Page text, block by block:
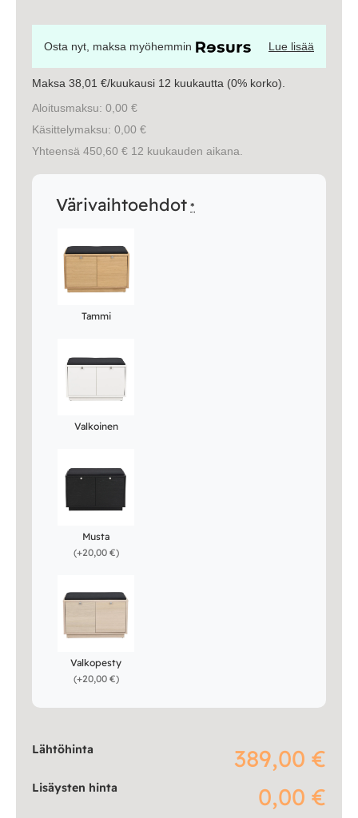
Osta nyt, maksa myöhemmin Lue lisää
Maksa 38,01 €/kuukausi 12 kuukautta (0% korko).
Aloitusmaksu: 0,00 €
Käsittelymaksu: 0,00 €
Yhteensä 450,60 € 12 kuukauden aikana.
Värivaihtoehdot *
Tammi
Valkoinen
Musta
(+20,00 €)
Valkopesty
(+20,00 €)
Lähtöhinta 389,00 €
Lisäysten hinta 0,00 €